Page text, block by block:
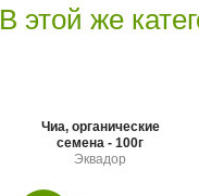
В этой же
Чиа, органические
семена - 100г
Эквадор